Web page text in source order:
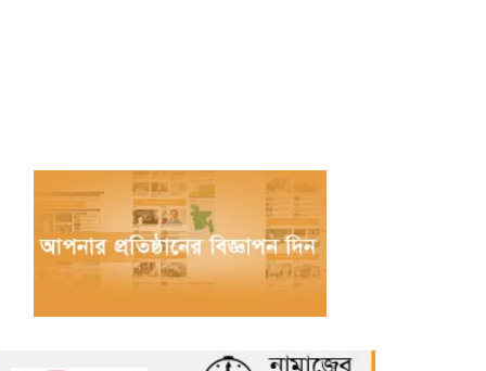
খুলনার রূপসায় অভিযান চালিয়ে ১০
কেজি গাঁজাসহ দুইজন মাদক ব্যবসায়ীকে
গ্রেফতার করেছে র‍্যাব-৬
নওগাঁয় পানিতে ডুবে নবদম্পতির মৃত্যু,
সিকিউরিটি ক্লাব গঠনের ঘোষণা জাতীয়